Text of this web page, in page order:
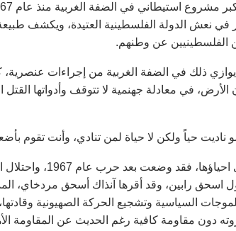
في نعش الدولة الفلسطينية العتيدة، ويكشف طبيعة
الفلسطينيين عن وطنهم.
ذلك في الضفة الغربية من إجراءات عنصرية،
في معادلة جهنمية لا تتوقف وأدواتها القتل
لو ناديت حياً ولكن لا حياة لمن تنادي، وأنت
السياسية وتشجيع الحركة الصهيونية
دون مقاومة كافية رغم الحديث عن المقاومة